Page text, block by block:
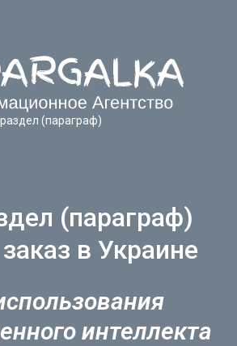
(параграф)
в Украине
интеллекта
(параграф)